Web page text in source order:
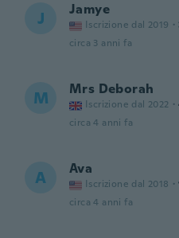
J Jamye
Iscrizione dal 2019 ·
circa 3 anni fa
M Mrs Deborah
Iscrizione dal 2022 ·
circa 4 anni fa
A Ava
Iscrizione dal 2018 ·
circa 4 anni fa